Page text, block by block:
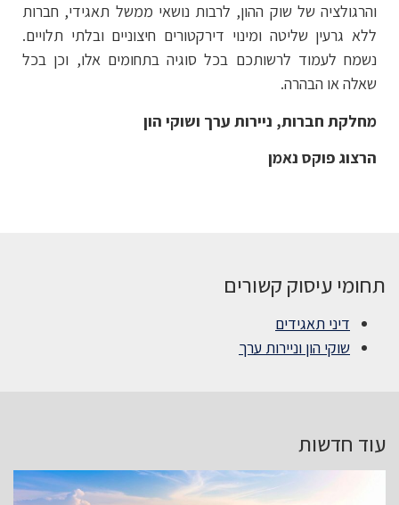
והרגולציה של שוק ההון, לרבות נושאי ממשל תאגידי, חברות
ללא גרעין שליטה ומינוי דירקטורים חיצוניים ובלתי תלויים.
נשמח לעמוד לרשותכם בכל סוגיה בתחומים אלו, וכן בכל
שאלה או הבהרה.
מחלקת חברות, ניירות ערך ושוקי הון
הרצוג פוקס נאמן
תחומי עיסוק קשורים
דיני תאגידים
שוקי הון וניירות ערך
עוד חדשות